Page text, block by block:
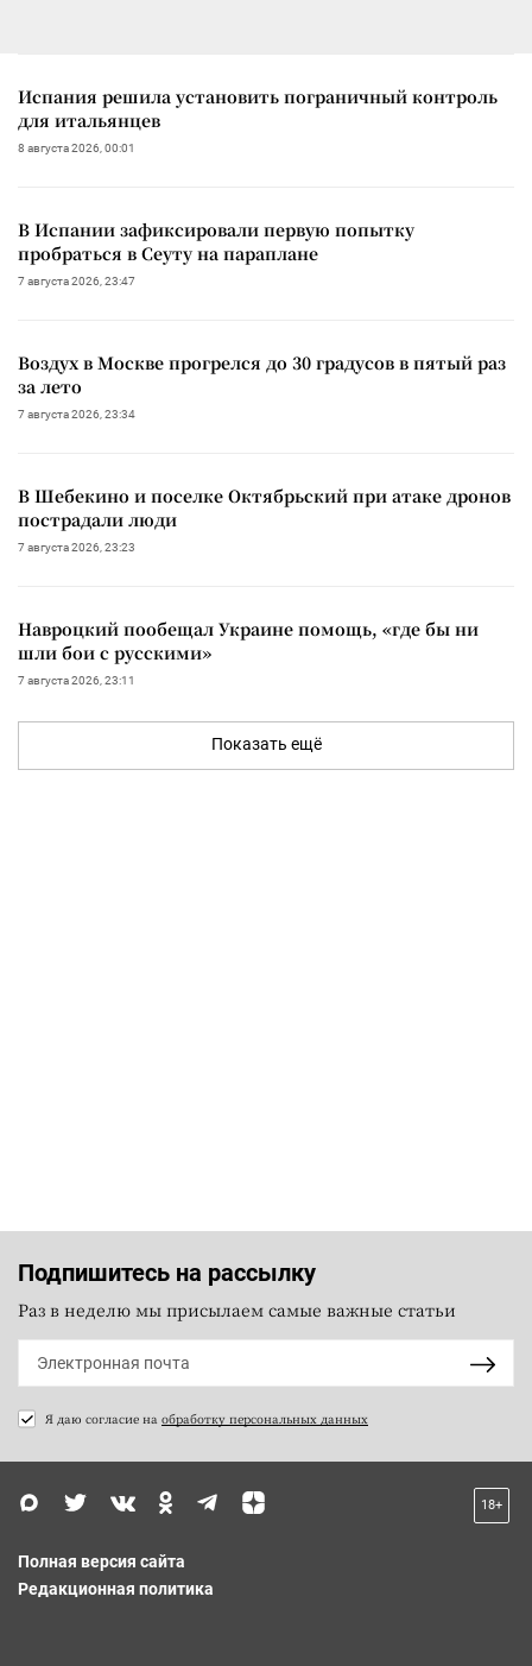
Испания решила установить пограничный контроль
для итальянцев
8 августа 2026, 00:01
В Испании зафиксировали первую попытку
пробраться в Сеуту на параплане
7 августа 2026, 23:47
Воздух в Москве прогрелся до 30 градусов в пятый раз
за лето
7 августа 2026, 23:34
В Шебекино и поселке Октябрьский при атаке дронов
пострадали люди
7 августа 2026, 23:23
Навроцкий пообещал Украине помощь, «где бы ни
шли бои с русскими»
7 августа 2026, 23:11
Показать ещё
Подпишитесь на рассылку
Раз в неделю мы присылаем самые важные статьи
Я даю согласие на обработку персональных данных
18+
Полная версия сайта
Редакционная политика